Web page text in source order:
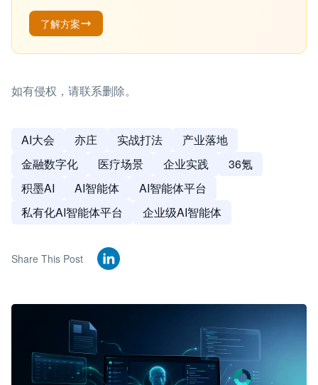
了解方案
如有侵权，请联系删除。
AI大会 亦庄 实战打法
产业落地
金融数字化
医疗场景 企业实践
36氪
积墨AI
AI智能体
AI智能体平台
私有化AI智能体平台
企业级AI智能体
Share This Post